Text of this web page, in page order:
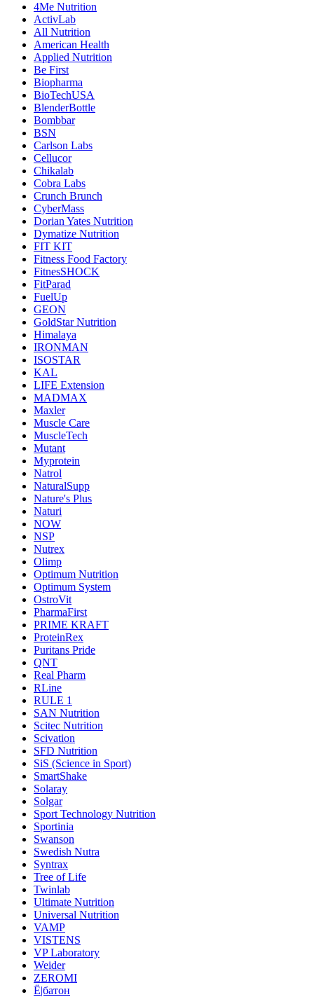
4Me Nutrition
ActivLab
All Nutrition
American Health
Applied Nutrition
Be First
Biopharma
BioTechUSA
BlenderBottle
Bombbar
BSN
Carlson Labs
Cellucor
Chikalab
Cobra Labs
Crunch Brunch
CyberMass
Dorian Yates Nutrition
Dymatize Nutrition
FIT KIT
Fitness Food Factory
FitnesSHOCK
FitParad
FuelUp
GEON
GoldStar Nutrition
Himalaya
IRONMAN
ISOSTAR
KAL
LIFE Extension
MADMAX
Maxler
Muscle Care
MuscleTech
Mutant
Myprotein
Natrol
NaturalSupp
Nature's Plus
Naturi
NOW
NSP
Nutrex
Olimp
Optimum Nutrition
Optimum System
OstroVit
PharmaFirst
PRIME KRAFT
ProteinRex
Puritans Pride
QNT
Real Pharm
RLine
RULE 1
SAN Nutrition
Scitec Nutrition
Scivation
SFD Nutrition
SiS (Science in Sport)
SmartShake
Solaray
Solgar
Sport Technology Nutrition
Sportinia
Swanson
Swedish Nutra
Syntrax
Tree of Life
Twinlab
Ultimate Nutrition
Universal Nutrition
VAMP
VISTENS
VP Laboratory
Weider
ZEROMI
Ё|батон